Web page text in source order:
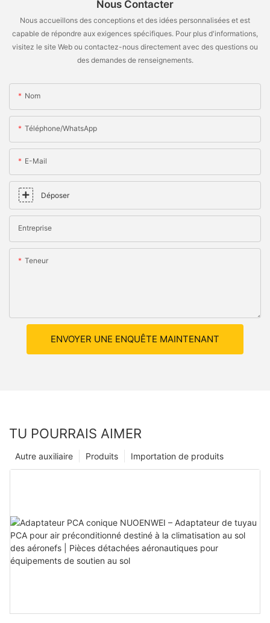
Nous Contacter
Nous accueillons des conceptions et des idées personnalisées et est
capable de répondre aux exigences spécifiques. Pour plus d'informations,
visitez le site Web ou contactez-nous directement avec des questions ou
des demandes de renseignements.
Nom
Téléphone/WhatsApp
E-Mail
Déposer
Entreprise
Teneur
ENVOYER UNE ENQUÊTE MAINTENANT
TU POURRAIS AIMER
Importation de produits
Produits
Autre auxiliaire